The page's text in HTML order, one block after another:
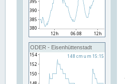
ODER - Eisenhüttenstadt